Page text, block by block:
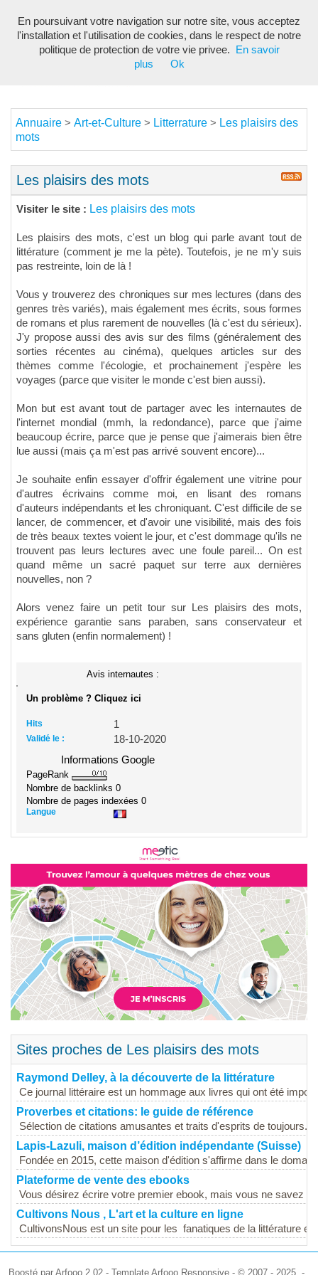
Annuaire > Art-et-Culture > Litterrature > Les plaisirs des
mots
Les plaisirs des mots
Visiter le site : Les plaisirs des mots
Les plaisirs des mots, c'est un blog qui parle avant tout de
littérature (comment je me la pète). Toutefois, je ne m'y suis
pas restreinte, loin de là !
Vous y trouverez des chroniques sur mes lectures (dans des
genres très variés), mais également mes écrits, sous formes
de romans et plus rarement de nouvelles (là c'est du sérieux).
J'y propose aussi des avis sur des films (généralement des
sorties récentes au cinéma), quelques articles sur des
thèmes comme l'écologie, et prochainement j'espère les
voyages (parce que visiter le monde c'est bien aussi).
Mon but est avant tout de partager avec les internautes de
l'internet mondial (mmh, la redondance), parce que j'aime
beaucoup écrire, parce que je pense que j'aimerais bien être
lue aussi (mais ça m'est pas arrivé souvent encore)...
Je souhaite enfin essayer d'offrir également une vitrine pour
d'autres écrivains comme moi, en lisant des romans
d'auteurs indépendants et les chroniquant. C'est difficile de se
lancer, de commencer, et d'avoir une visibilité, mais des fois
de très beaux textes voient le jour, et c'est dommage qu'ils ne
trouvent pas leurs lectures avec une foule pareil... On est
quand même un sacré paquet sur terre aux dernières
nouvelles, non ?
Alors venez faire un petit tour sur Les plaisirs des mots,
expérience garantie sans paraben, sans conservateur et
sans gluten (enfin normalement) !
Avis internautes :
Un problème ? Cliquez ici
Hits 1
Validé le :
18-10-2020
Informations Google
PageRank
Nombre de backlinks 0
Nombre de pages indexées 0
Langue
Sites proches de Les plaisirs des mots
Raymond Delley, à la découverte de la littérature
Ce journal littéraire est un hommage aux livres qui ont été
Proverbes et citations: le guide de référence
Sélection de citations amusantes et traits d'esprits de toujours.
Lapis-Lazuli, maison d’édition indépendante (Suisse)
Fondée en 2015, cette maison d'édition s'affirme dans le
Plateforme de vente des ebooks
Vous désirez écrire votre premier ebook, mais vous ne savez
Cultivons Nous , L'art et la culture en ligne
CultivonsNous est un site pour les fanatiques de la littérature et
Boosté par Arfooo 2.02 - Template Arfooo Responsive - © 2007 - 2025 -
En poursuivant votre navigation sur notre site, vous acceptez
l'installation et l'utilisation de cookies, dans le respect de notre
politique de protection de votre vie privee.
En savoir
plus
Ok